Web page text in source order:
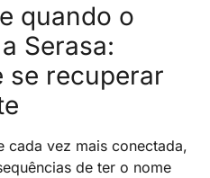
quando o
Serasa:
se recuperar
cada vez mais conectada,
de ter o nome